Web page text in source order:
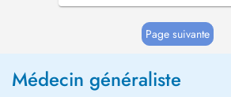
Page suivante
Médecin généraliste